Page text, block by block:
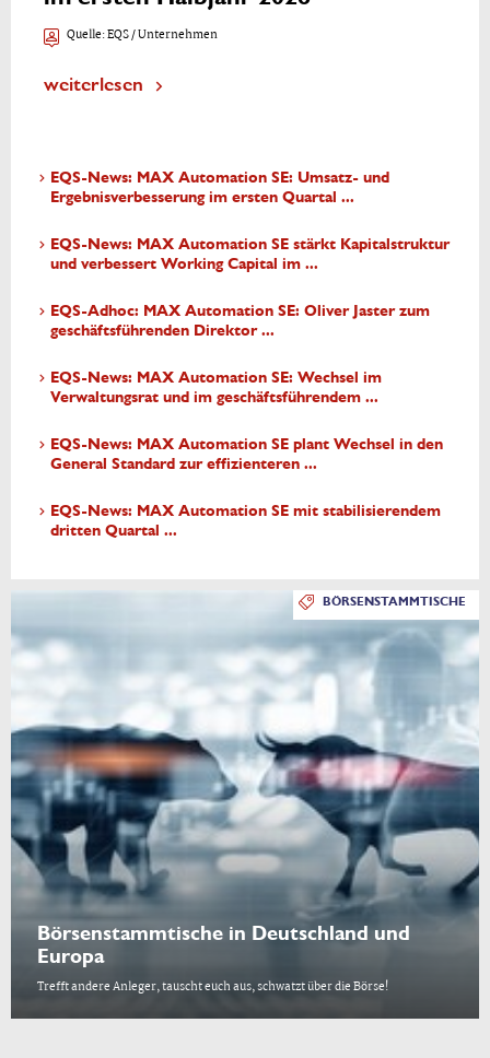
Quelle:EQS / Unternehmen
weiterlesen
EQS-News: MAX Automation SE: Umsatz- und
Ergebnisverbesserung im ersten Quartal ...
EQS-News: MAX Automation SE stärkt Kapitalstruktur
und verbessert Working Capital im ...
EQS-Adhoc: MAX Automation SE: Oliver Jaster zum
geschäftsführenden Direktor ...
EQS-News: MAX Automation SE: Wechsel im
Verwaltungsrat und im geschäftsführendem ...
EQS-News: MAX Automation SE plant Wechsel in den
General Standard zur effizienteren ...
EQS-News: MAX Automation SE mit stabilisierendem
dritten Quartal ...
BÖRSENSTAMMTISCHE
Börsenstammtische in Deutschland und
Europa
Trefft andere Anleger, tauscht euch aus, schwatzt über die Börse!